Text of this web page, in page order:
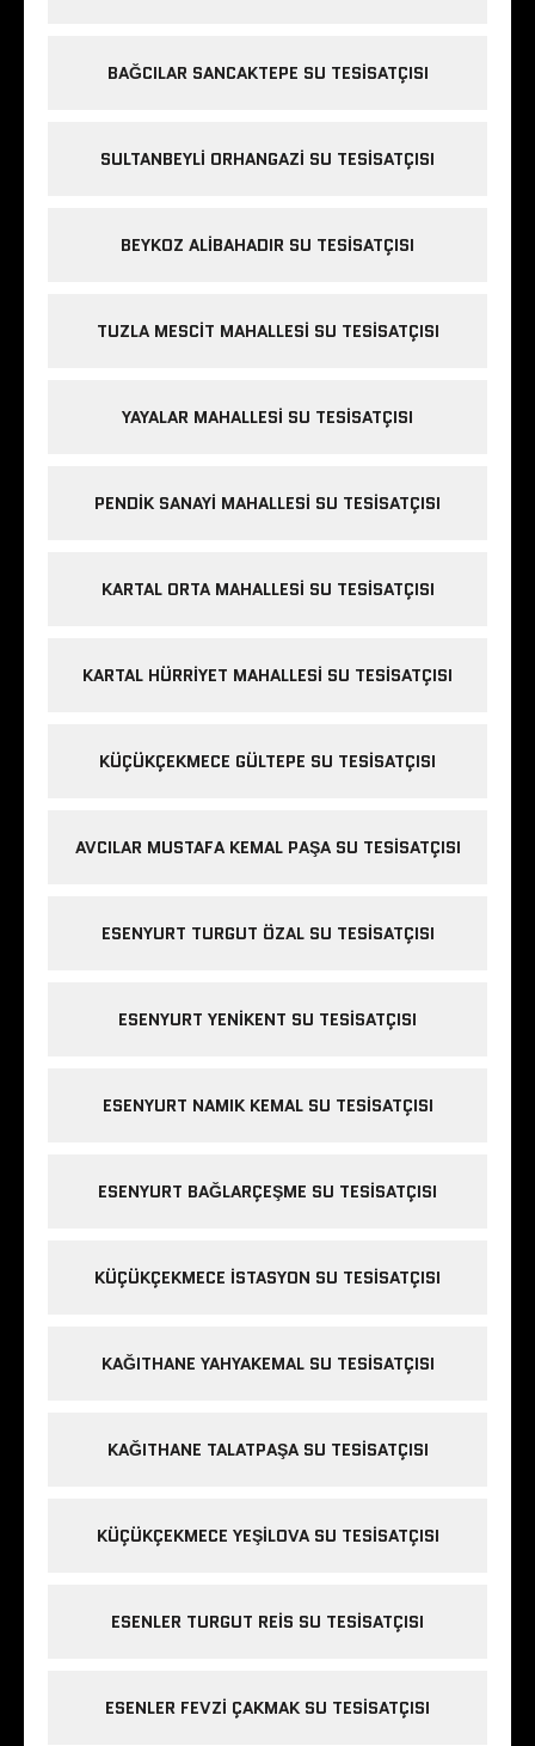
BAĞCILAR SANCAKTEPE SU TESISATÇISI
SULTANBEYLI ORHANGAZI SU TESISATÇISI
BEYKOZ ALIBAHADIR SU TESISATÇISI
TUZLA MESCIT MAHALLESI SU TESISATÇISI
YAYALAR MAHALLESI SU TESISATÇISI
PENDIK SANAYI MAHALLESI SU TESISATÇISI
KARTAL ORTA MAHALLESI SU TESISATÇISI
KARTAL HÜRRIYET MAHALLESI SU TESISATÇISI
KÜÇÜKÇEKMECE GÜLTEPE SU TESISATÇISI
AVCILAR MUSTAFA KEMAL PAŞA SU TESISATÇISI
ESENYURT TURGUT ÖZAL SU TESISATÇISI
ESENYURT YENIKENT SU TESISATÇISI
ESENYURT NAMIK KEMAL SU TESISATÇISI
ESENYURT BAĞLARÇEŞME SU TESISATÇISI
KÜÇÜKÇEKMECE ISTASYON SU TESISATÇISI
KAĞITHANE YAHYAKEMAL SU TESISATÇISI
KAĞITHANE TALATPAŞA SU TESISATÇISI
KÜÇÜKÇEKMECE YEŞILOVA SU TESISATÇISI
ESENLER TURGUT REIS SU TESISATÇISI
ESENLER FEVZI ÇAKMAK SU TESISATÇISI